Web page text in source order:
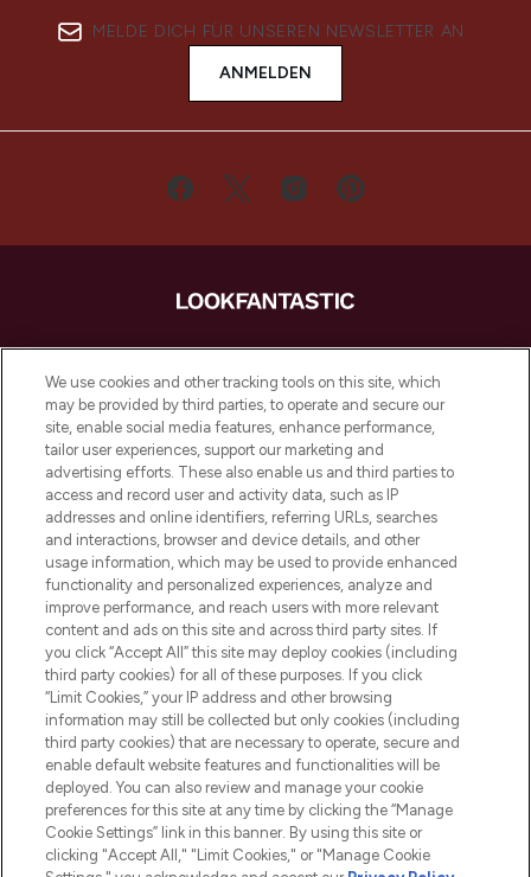
MELDE DICH FÜR UNSEREN NEWSLETTER AN
ANMELDEN
LOOKFANTASTIC ist Europas ultimativer
Beauty-Onlineshop mit den besten
Produkten aus Haut- und Haarpflege
sowie Make-Up von über 200
renommierten Marken. Shoppe online
oder über die App mit kostenloser
Lieferung ab einem Einkaufswert von 30€.
Cookie-Einwilligung
Do Not Sell or Share My Personal
Information
HILFE & INFORMATION
IMPRESSUM
ÜBER LOOKFANTASTIC
We use cookies and other tracking tools on this site, which
may be provided by third parties, to operate and secure our
site, enable social media features, enhance performance,
tailor user experiences, support our marketing and
advertising efforts. These also enable us and third parties to
access and record user and activity data, such as IP
addresses and online identifiers, referring URLs, searches
and interactions, browser and device details, and other
usage information, which may be used to provide enhanced
functionality and personalized experiences, analyze and
improve performance, and reach users with more relevant
content and ads on this site and across third party sites. If
you click “Accept All” this site may deploy cookies (including
third party cookies) for all of these purposes. If you click
“Limit Cookies,” your IP address and other browsing
information may still be collected but only cookies (including
third party cookies) that are necessary to operate, secure and
enable default website features and functionalities will be
deployed. You can also review and manage your cookie
preferences for this site at any time by clicking the “Manage
Cookie Settings” link in this banner. By using this site or
clicking "Accept All," "Limit Cookies," or "Manage Cookie